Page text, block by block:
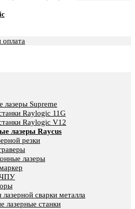
оплата
лазеры Supreme
Raylogic 11G
Raylogic V12
лазеры Raycus
резки
лазеры
ЧПУ
лазерной сварки металла
лазерные станки